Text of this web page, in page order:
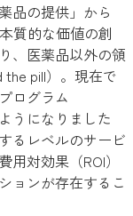
品の提供」から
質的な価値の創
、医薬品以外の領
pill）。現在で
ログラム
うになりました
るレベルのサービ
対効果（ROI）
ョンが存在するこ